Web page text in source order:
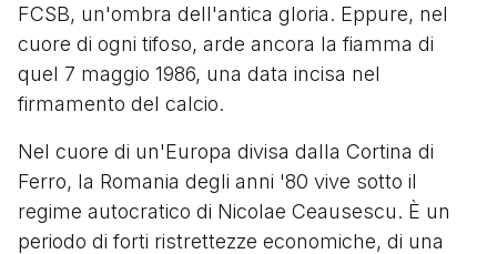
FCSB, un'ombra dell'antica gloria. Eppure, nel
cuore di ogni tifoso, arde ancora la fiamma di
quel 7 maggio 1986, una data incisa nel
firmamento del calcio.
Nel cuore di un'Europa divisa dalla Cortina di
Ferro, la Romania degli anni '80 vive sotto il
regime autocratico di Nicolae Ceausescu. È un
periodo di forti ristrettezze economiche, di una